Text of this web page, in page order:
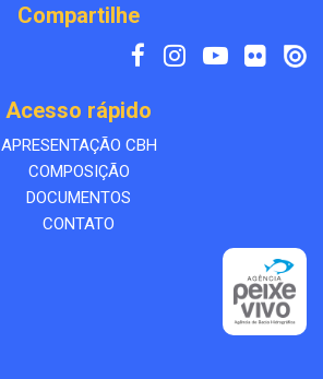
Compartilhe
Acesso rápido
APRESENTAÇÃO CBH
COMPOSIÇÃO
DOCUMENTOS
CONTATO